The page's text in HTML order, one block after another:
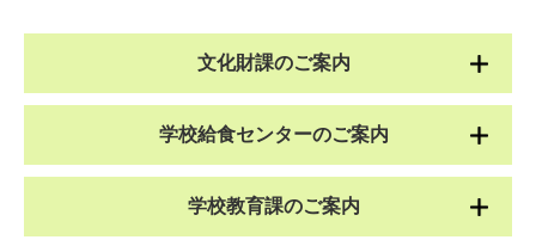
文化財課のご案内
学校給食センターのご案内
学校教育課のご案内